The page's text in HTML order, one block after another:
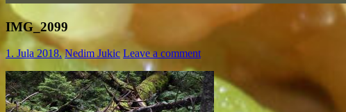
IMG_2099
1. Jula 2018. Nedim Jukic Leave a comment